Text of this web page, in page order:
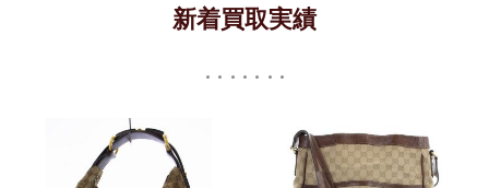
新着買取実績